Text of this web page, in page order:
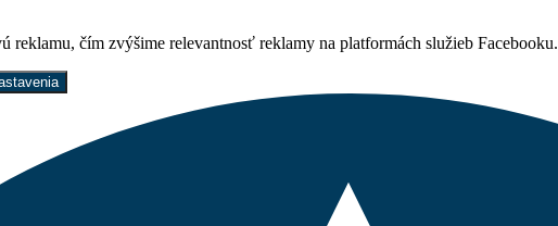
reklamu, čím zvýšime relevantnosť reklamy na platformách služieb Facebooku.